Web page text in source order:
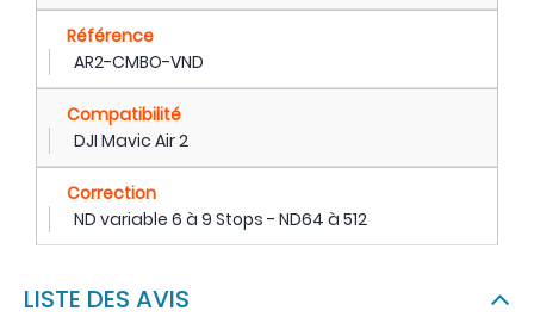
Référence
AR2-CMBO-VND
Compatibilité
DJI Mavic Air 2
Correction
ND variable 6 à 9 Stops - ND64 à 512
LISTE DES AVIS